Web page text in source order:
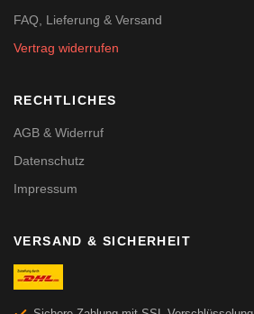
FAQ, Lieferung & Versand
Vertrag widerrufen
RECHTLICHES
AGB & Widerruf
Datenschutz
Impressum
VERSAND & SICHERHEIT